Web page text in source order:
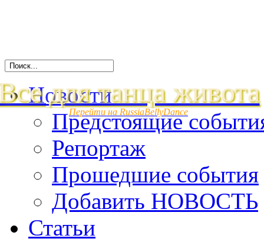
для танца живота
Перейти на RussiaBellyDance
Новости
Предстоящие
Репортаж
Прошедшие события
Добавить НОВОСТЬ
Статьи